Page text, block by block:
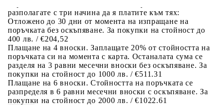
разполагате с три начина да я платите към тях:
Отложено до 30 дни от момента на изпращане на
поръчката без оскъпяване. За покупки на стойност до
400 лв. / €204,52
Плащане на 4 вноски. Заплащате 20% от стойността на
поръчката си на момента с карта. Останалата сума се
разделя на 3 равни месечни вноски без оскъпяване. За
покупки на стойност до 1000 лв. / €511.31
Плащане на 6 вноски. Стойността на поръчката се
разпределя в 6 равни месечни вноски с оскъпяване. За
покупки на стойност до 2000 лв. / €1022.61